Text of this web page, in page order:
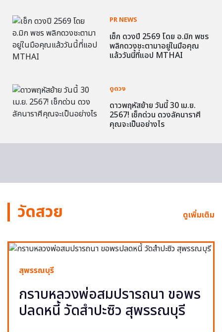
PR NEWS
เช็ก ดวงปี 2569 โดย อ.มิก พชร
พลิกดวงชะตามาอยู่ในมือคุณ
แล้ววันนี้ที่แอป MTHAI
ดูดวง
ดาวพฤหัสย้าย วันนี้ 30 เม.ย.
2567! เช็กด่วน ดวงลัคนาราศี
คุณจะเป็นอย่างไร
วัดสวย ดูเพิ่มเติม
สุพรรณบุรี
กราบหลวงพ่อสมปรารถนา ขอพร
ปลดหนี้ วัดสำปะซิว สุพรรณบุรี